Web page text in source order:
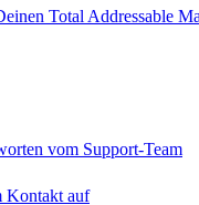
Total Addressable
vom Support-Team
Kontakt auf